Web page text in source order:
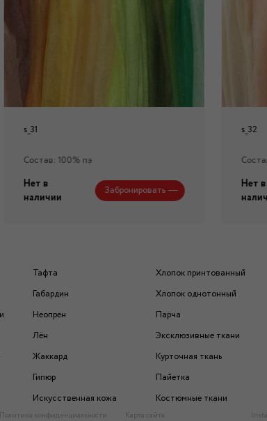
s_31
Состав: 100% пэ
Нет в
наличии
Забронировать
s_32
Нет в
Тафта
Габардин
Неопрен
Лён
Жаккард
Гипюр
Искусственная кожа
Хлопок принтованный
Хлопок однотонный
Парча
Эксклюзивные ткани
Курточная ткань
Пайетка
Костюмные ткани
Политика конфиденциальности Карта сайта